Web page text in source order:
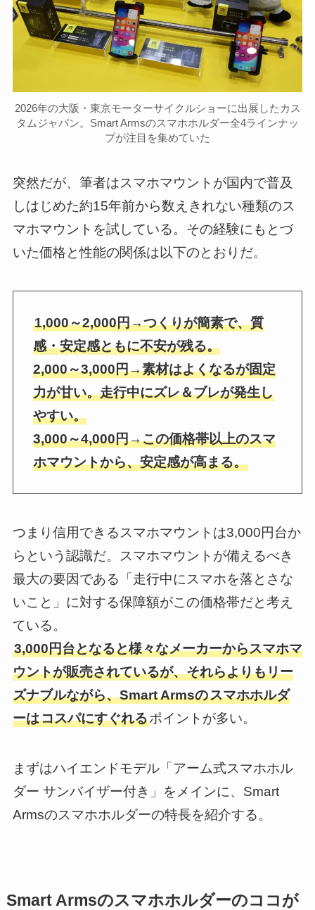
2026年の大阪・東京モーターサイクルショーに出展したカス
タムジャパン。Smart Armsのスマホホルダー全4ラインナッ
プが注目を集めていた
突然だが、筆者はスマホマウントが国内で普及
しはじめた約15年前から数えきれない種類のス
マホマウントを試している。その経験にもとづ
いた価格と性能の関係は以下のとおりだ。
1,000～2,000円→つくりが簡素で、質
感・安定感ともに不安が残る。
2,000～3,000円→素材はよくなるが固定
力が甘い。走行中にズレ＆ブレが発生し
やすい。
3,000～4,000円→この価格帯以上のスマ
ホマウントから、安定感が高まる。
つまり信用できるスマホマウントは3,000円台か
らという認識だ。スマホマウントが備えるべき
最大の要因である「走行中にスマホを落とさな
いこと」に対する保障額がこの価格帯だと考え
ている。
3,000円台となると様々なメーカーからスマホマ
ウントが販売されているが、それらよりもリー
ズナブルながら、Smart Armsのスマホホルダ
ーはコスパにすぐれるポイントが多い。
まずはハイエンドモデル「アーム式スマホホル
ダー サンバイザー付き」をメインに、Smart
Armsのスマホホルダーの特長を紹介する。
Smart Armsのスマホホルダーのココが